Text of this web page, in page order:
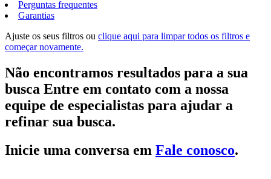
Perguntas frequentes
Garantias
Ajuste os seus filtros ou clique aqui para limpar todos os filtros e
começar novamente.
Não encontramos resultados para a sua
busca Entre em contato com a nossa
equipe de especialistas para ajudar a
refinar sua busca.
Inicie uma conversa em Fale conosco.